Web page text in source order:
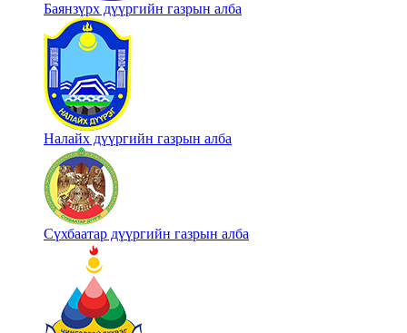
Баянзүрх дүүргийн газрын алба
Налайх дүүргийн газрын алба
Сүхбаатар дүүргийн газрын алба